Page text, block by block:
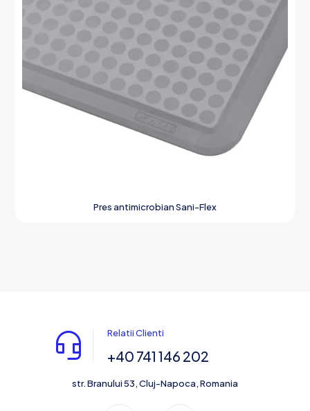
Pres antimicrobian Sani-Flex
Relatii Clienti
+40 741 146 202
str. Branului 53, Cluj-Napoca, Romania